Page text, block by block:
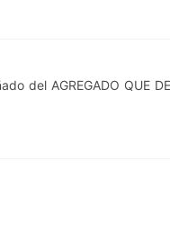
del AGREGADO QUE